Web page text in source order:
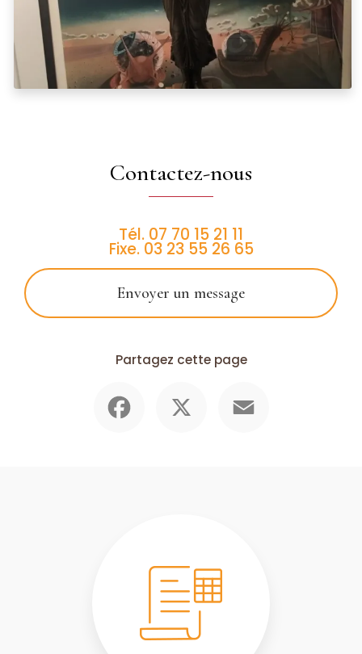
Contactez-nous
Tél. 07 70 15 21 11
Fixe. 03 23 55 26 65
Envoyer un message
Partagez cette page